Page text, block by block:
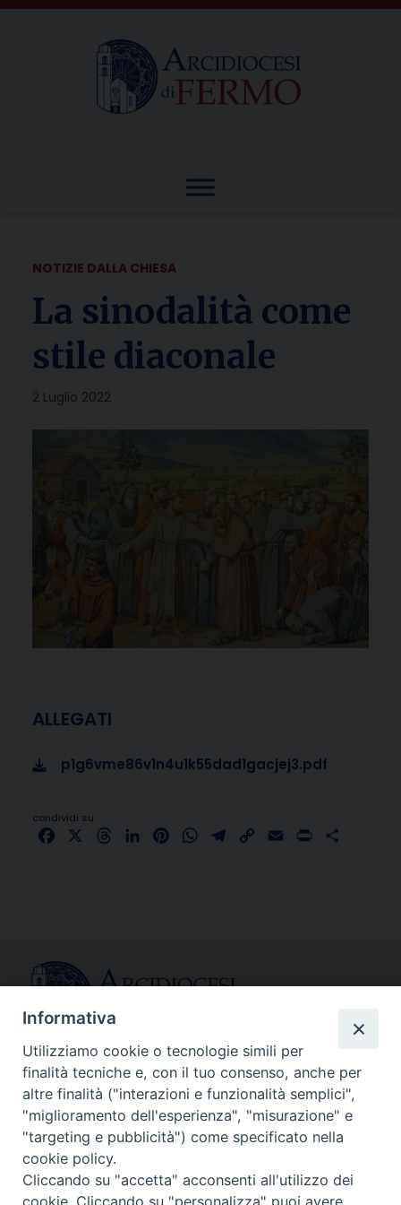
Skip
NOTIZIE DALLA CHIESA
La sinodalità come
stile diaconale
2 Luglio 2022
ALLEGATI
p1g6vme86v1n4u1k55dad1gacjej3.pdf
condividi su
FacebookThreadsLinkedInPinterestWhatsApp
Telegram
Copy Email Print
CONTATTI
info@fermodiocesi.it
pec:economato.diocesifermo@legalmail.it
SEGUICI SU
Informativa
Utilizziamo cookie o tecnologie simili per
finalità tecniche e, con il tuo consenso, anche per
altre finalità ("interazioni e funzionalità semplici",
"miglioramento dell'esperienza", "misurazione" e
"targeting e pubblicità") come specificato nella
cookie policy.
Cliccando su "accetta" acconsenti all'utilizzo dei